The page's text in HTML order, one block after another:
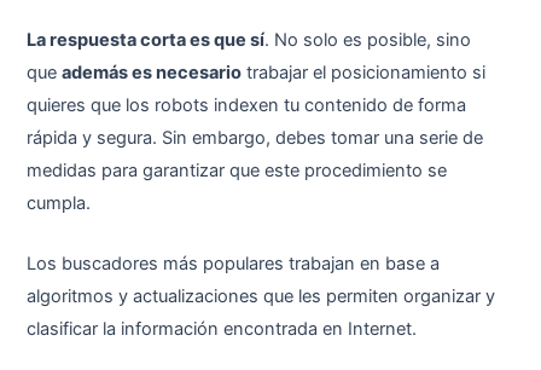
La respuesta corta es que sí. No solo es posible, sino
queademás es necesario trabajar el posicionamiento si
quieres que los robots indexen tu contenido de forma
rápida y segura. Sin embargo, debes tomar una serie de
medidas para garantizar que este procedimiento se
cumpla.
Los buscadores más populares trabajan en base a
algoritmos y actualizaciones que les permiten organizar y
clasificar la información encontrada en Internet.